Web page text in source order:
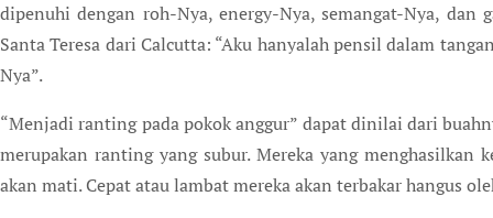
dipenuhi dengan roh-Nya, energy-Nya, semangat-Nya,
Santa Teresa dari Calcutta: “Aku hanyalah pensil dalam
Nya”.
“Menjadi ranting pada pokok anggur” dapat dinilai dari
merupakan ranting yang subur. Mereka yang menghasilkan
akan mati. Cepat atau lambat mereka akan terbakar hangus